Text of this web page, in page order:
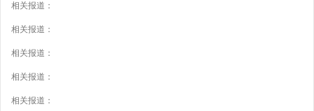
相关报道：
相关报道：
相关报道：
相关报道：
相关报道：